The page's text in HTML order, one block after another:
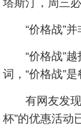
塔斯汀，周三
“价格战”并
“价格战”越
词，“价格战”
有网友发现
杯”的优惠活动